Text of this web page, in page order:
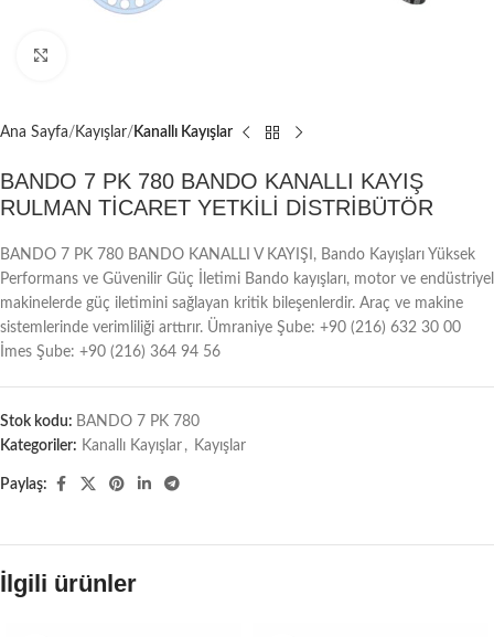
Ana Sayfa Kayışlar Kanallı Kayışlar
BANDO 7 PK 780 BANDO KANALLI KAYIŞ
RULMAN TİCARET YETKİLİ DİSTRİBÜTÖR
BANDO 7 PK 780 BANDO KANALLI V KAYIŞI, Bando Kayışları Yüksek
Performans ve Güvenilir Güç İletimi Bando kayışları, motor ve endüstriyel
makinelerde güç iletimini sağlayan kritik bileşenlerdir. Araç ve makine
sistemlerinde verimliliği arttırır. Ümraniye Şube: +90 (216) 632 30 00
İmes Şube: +90 (216) 364 94 56
Stok kodu: BANDO 7 PK 780
Kategoriler: Kanallı Kayışlar , Kayışlar
Paylaş:
İlgili ürünler